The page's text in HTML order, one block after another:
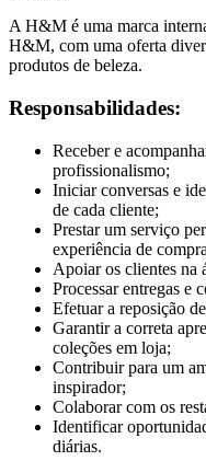
A H&M é uma marca
H&M, com uma oferta
produtos de beleza.
Responsabilidades:
Receber e
profissionalismo;
Iniciar conversas e
de cada cliente;
Prestar um serviço
experiência de
Apoiar os clientes na
Processar entregas e
Efetuar a reposição
Garantir a correta
coleções em loja;
Contribuir para um
inspirador;
Colaborar com os
Identificar
diárias.